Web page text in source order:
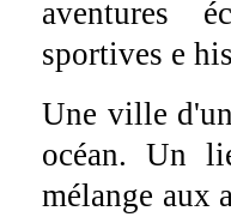
aventures
sportives e
Une ville
océan. Un
mélange aux